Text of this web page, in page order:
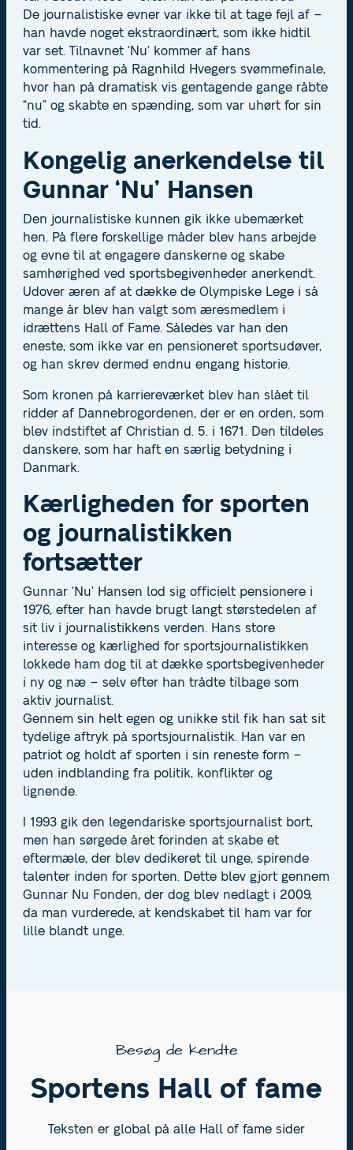
De journalistiske evner var ikke til at tage fejl af –
han havde noget ekstraordinært, som ikke hidtil
var set. Tilnavnet ‘Nu’ kommer af hans
kommentering på Ragnhild Hvegers svømmefinale,
hvor han på dramatisk vis gentagende gange råbte
“nu” og skabte en spænding, som var uhørt for sin
tid.
Kongelig anerkendelse til
Gunnar ‘Nu’ Hansen
Den journalistiske kunnen gik ikke ubemærket
hen. På flere forskellige måder blev hans arbejde
og evne til at engagere danskerne og skabe
samhørighed ved sportsbegivenheder anerkendt.
Udover æren af at dække de Olympiske Lege i så
mange år blev han valgt som æresmedlem i
idrættens Hall of Fame. Således var han den
eneste, som ikke var en pensioneret sportsudøver,
og han skrev dermed endnu engang historie.
Som kronen på karriereværket blev han slået til
ridder af Dannebrogordenen, der er en orden, som
blev indstiftet af Christian d. 5. i 1671. Den tildeles
danskere, som har haft en særlig betydning i
Danmark.
Kærligheden for sporten
og journalistikken
fortsætter
Gunnar ‘Nu’ Hansen lod sig officielt pensionere i
1976, efter han havde brugt langt størstedelen af
sit liv i journalistikkens verden. Hans store
interesse og kærlighed for sportsjournalistikken
lokkede ham dog til at dække sportsbegivenheder
i ny og næ – selv efter han trådte tilbage som
aktiv journalist.
Gennem sin helt egen og unikke stil fik han sat sit
tydelige aftryk på sportsjournalistik. Han var en
patriot og holdt af sporten i sin reneste form –
uden indblanding fra politik, konflikter og
lignende.
I 1993 gik den legendariske sportsjournalist bort,
men han sørgede året forinden at skabe et
eftermæle, der blev dedikeret til unge, spirende
talenter inden for sporten. Dette blev gjort gennem
Gunnar Nu Fonden, der dog blev nedlagt i 2009,
da man vurderede, at kendskabet til ham var for
lille blandt unge.
Besøg de kendte
Sportens Hall of fame
Teksten er global på alle Hall of fame sider